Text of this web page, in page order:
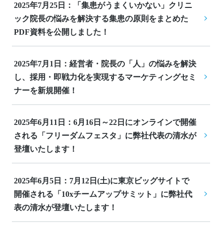
2025年7月25日：「集患がうまくいかない」クリニ
ック院長の悩みを解決する集患の原則をまとめた
PDF資料を公開しました！
2025年7月1日：経営者・院長の「人」の悩みを解決
し、採用・即戦力化を実現するマーケティングセミ
ナーを新規開催！
2025年6月11日：6月16日～22日にオンラインで開催
される「フリーダムフェスタ」に弊社代表の清水が
登壇いたします！
2025年6月5日：7月12日(土)に東京ビッグサイトで
開催される「10xチームアップサミット」に弊社代
表の清水が登壇いたします！